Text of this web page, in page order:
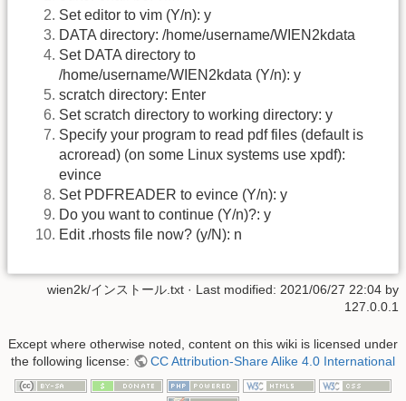
Set editor to vim (Y/n): y
DATA directory: /home/username/WIEN2kdata
Set DATA directory to
/home/username/WIEN2kdata (Y/n): y
scratch directory: Enter
Set scratch directory to working directory: y
Specify your program to read pdf files (default is
acroread) (on some Linux systems use xpdf):
evince
Set PDFREADER to evince (Y/n): y
Do you want to continue (Y/n)?: y
Edit .rhosts file now? (y/N): n
wien2k/インストール.txt · Last modified: 2021/06/27 22:04 by
127.0.0.1
Except where otherwise noted, content on this wiki is licensed under
the following license:
CC Attribution-Share Alike 4.0 International